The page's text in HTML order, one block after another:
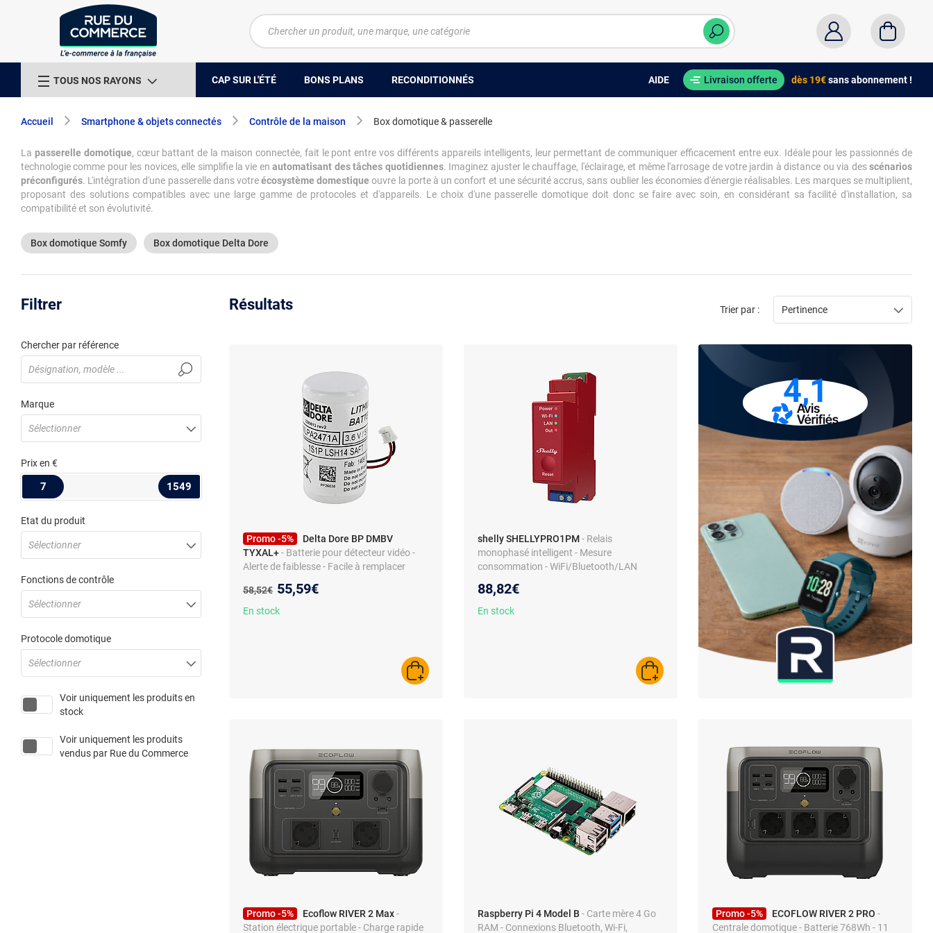
TOUS NOS RAYONS CAP SUR L'ÉTÉ BONS PLANS RECONDITIONNÉS AIDE Livraison offerte dès 19€sans abonnement !
Accueil Smartphone & objets connectés Contrôle de la maison Box domotique & passerelle
La passerelle domotique, cœur battant de la maison connectée, fait le pont entre vos différents appareils intelligents, leur permettant de communiquer efficacement entre eux. Idéale pour les passionnés de
technologie comme pour les novices, elle simplifie la vie enautomatisant des tâches quotidiennes. Imaginez ajuster le chauffage, l'éclairage, et même l'arrosage de votre jardin à distance ou via desscénarios
préconfigurés. L'intégration d'une passerelle dans votreécosystème domestique ouvre la porte à un confort et une sécurité accrus, sans oublier les économies d'énergie réalisables. Les marques se multiplient,
proposant des solutions compatibles avec une large gamme de protocoles et d'appareils. Le choix d'une passerelle domotique doit donc se faire avec soin, en considérant sa facilité d'installation, sa
compatibilité et son évolutivité.
Box domotique Somfy Box domotique Delta Dore
Filtrer
Chercher par référence
Marque
Sélectionner
Prixen €
7 1549
Etat du produit
Sélectionner
Fonctions de contrôle
Sélectionner
Protocole domotique
Sélectionner
Voir uniquement les produits en
stock
Voir uniquement les produits
vendus par Rue du Commerce
Résultats Trier par : Pertinence
Promo -5%
Delta Dore BP DMBV
TYXAL+- Batterie pour détecteur vidéo -
Alerte de faiblesse - Facile à remplacer
Ancien prix :
58,52€ Nouveau prix :
55,59€
En stock
AJOUTER AU PANIER
shelly SHELLYPRO1PM- Relais
monophasé intelligent - Mesure
consommation - WiFi/Bluetooth/LAN
88,82€
En stock
AJOUTER AU PANIER
4,1
Promo -5% Ecoflow RIVER 2 Max-
Station électrique portable - Charge rapide
Raspberry Pi 4 Model B - Carte mère 4 Go
RAM - Connexions Bluetooth, Wi-Fi,
Promo -5% ECOFLOW RIVER 2 PRO -
Centrale domotique - Batterie 768Wh - 11